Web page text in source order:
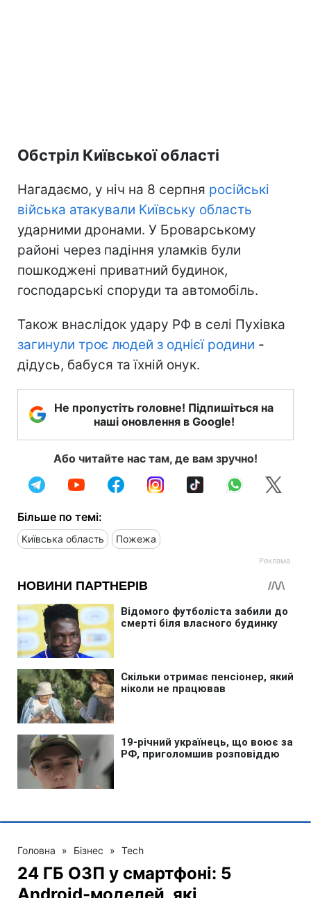
Обстріл Київської області
Нагадаємо, у ніч на 8 серпня російські
війська атакували Київську область
ударними дронами. У Броварському
районі через падіння уламків були
пошкоджені приватний будинок,
господарські споруди та автомобіль.
Також внаслідок удару РФ в селі Пухівка
загинули троє людей з однієї родини -
дідусь, бабуся та їхній онук.
Не пропустіть головне! Підпишіться на
наші оновлення в Google!
Або читайте нас там, де вам зручно!
Більше по темі:
Київська область Пожежа
Головна » Бізнес » Tech
24 ГБ ОЗП у смартфоні: 5
Android-моделей, які